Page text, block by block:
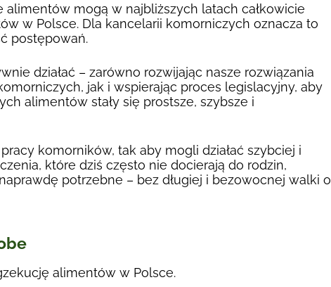
mogą w najbliższych latach całkowicie
w Polsce. Dla kancelarii komorniczych oznacza to
postępowań.
działać – zarówno rozwijając nasze rozwiązania
jak i wspierając proces legislacyjny, aby
alimentów stały się prostsze, szybsze i
komorników, tak aby mogli działać szybciej i
które dziś często nie docierają do rodzin,
potrzebne – bez długiej i bezowocnej walki o
alimentów w Polsce.